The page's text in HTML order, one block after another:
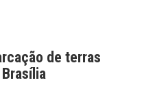
de terras